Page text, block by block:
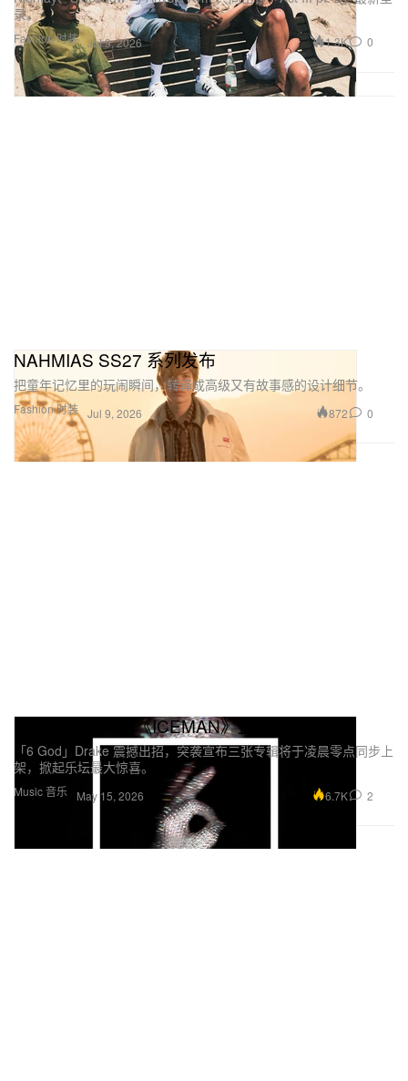
Fashion 时装
录。
Jul 9, 2026 1.3K 0
Fashion 时装
NAHMIAS SS27 系列发布
把童年记忆里的玩闹瞬间，转译成高级又有故事感的设计细节。
Jul 9, 2026 872 0
Music 音乐
Drake 全新专辑《ICEMAN》正式上线
「6 God」Drake 震撼出招，突袭宣布三张专辑将于凌晨零点同步上
架，掀起乐坛最大惊喜。
May 15, 2026 6.7K 2